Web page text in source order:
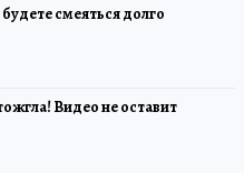
смеяться долго
Видео не оставит